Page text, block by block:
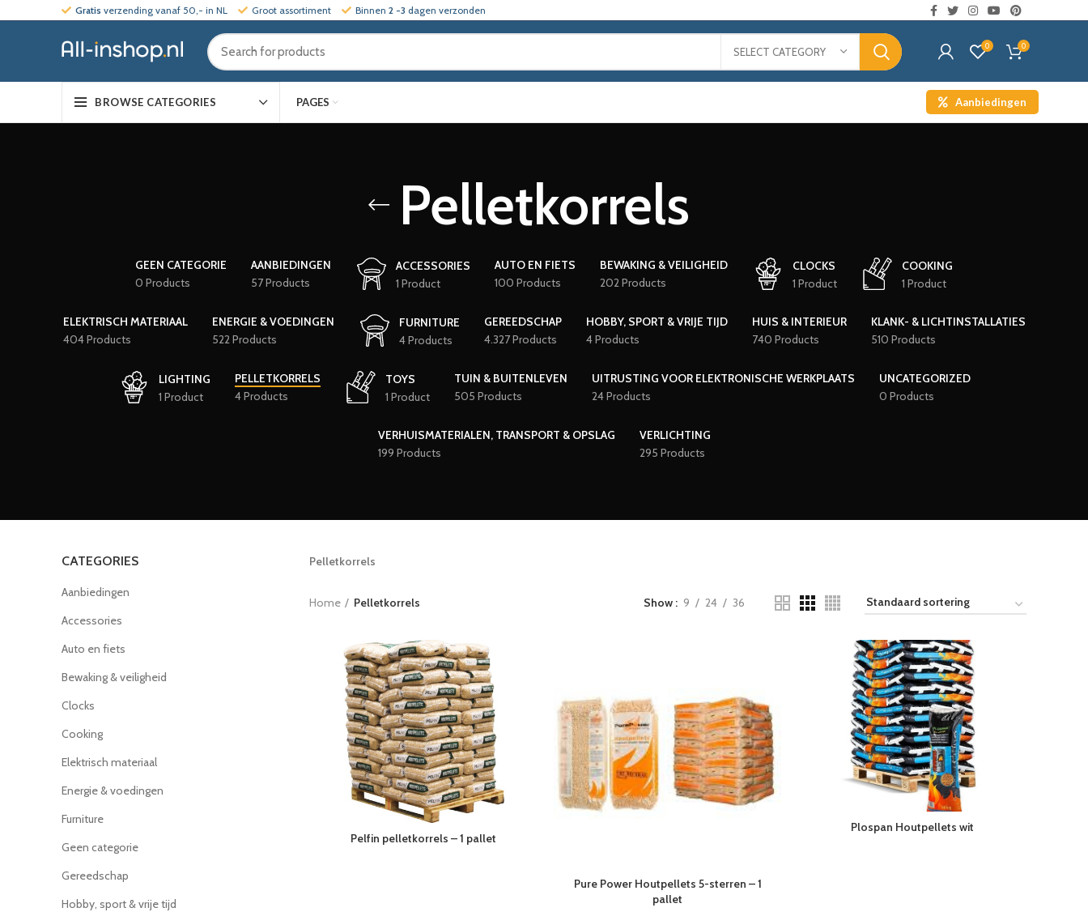
Gratis verzending vanaf 50,- in NL Groot assortiment Binnen 2 -3 dagen verzonden
SELECT CATEGORY 0 0
BROWSE CATEGORIES PAGES Aanbiedingen
Pelletkorrels
GEEN CATEGORIE
0 Products
AANBIEDINGEN
57 Products
ACCESSORIES
1 Product
AUTO EN FIETS
100 Products
BEWAKING & VEILIGHEID
202 Products
CLOCKS
1 Product
COOKING
1 Product
ELEKTRISCH MATERIAAL
404 Products
ENERGIE & VOEDINGEN
522 Products
FURNITURE
4 Products
GEREEDSCHAP
4.327 Products
HOBBY, SPORT & VRIJE TIJD
4 Products
HUIS & INTERIEUR
740 Products
KLANK- & LICHTINSTALLATIES
510 Products
LIGHTING
1 Product
PELLETKORRELS
4 Products
TOYS
1 Product
TUIN & BUITENLEVEN
505 Products
UITRUSTING VOOR ELEKTRONISCHE WERKPLAATS
24 Products
UNCATEGORIZED
0 Products
VERHUISMATERIALEN, TRANSPORT & OPSLAG
199 Products
VERLICHTING
295 Products
CATEGORIES
Aanbiedingen
Accessories
Auto en fiets
Bewaking & veiligheid
Clocks
Cooking
Elektrisch materiaal
Energie & voedingen
Furniture
Geen categorie
Gereedschap
Hobby, sport & vrije tijd
Pelletkorrels
Home Pelletkorrels Show 9 24 36
Pelfin pelletkorrels – 1 pallet
Pure Power Houtpellets 5-sterren – 1
pallet
Plospan Houtpellets wit